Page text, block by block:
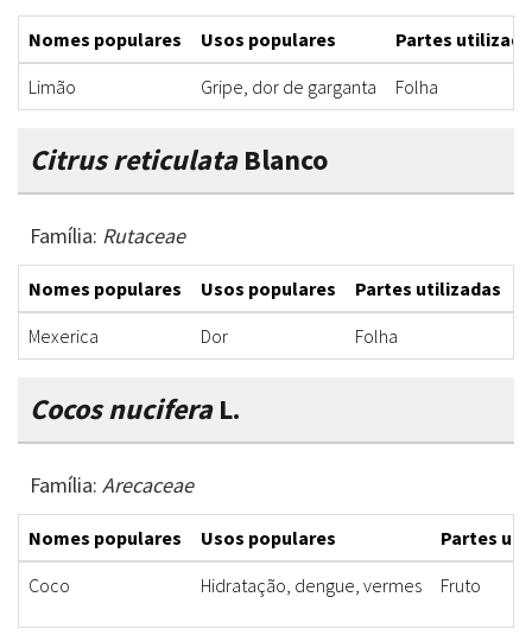
Nomes populares Usos populares
Partes
Limão
Gripe, dor de garganta Folha
Citrus reticulataBlanco
Família: Rutaceae
Nomes populares Usos populares Partes utilizadas
Mexerica
Dor Folha
Cocos nuciferaL.
Família: Arecaceae
Nomes populares Usos populares
Partes
Coco
Hidratação, dengue, vermes Fruto